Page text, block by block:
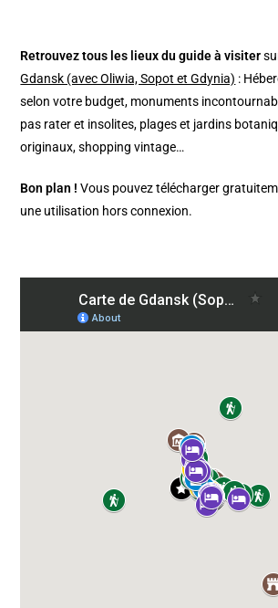
Retrouvez tous les lieux du guide à visiter
Gdansk (avec Oliwia, Sopot et Gdynia) :
selon votre budget, monuments
pas rater et insolites, plages et jardins
originaux, shopping vintage…
Bon plan ! Vous pouvez télécharger
une utilisation hors connexion.